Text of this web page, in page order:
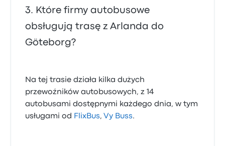
Które firmy autobusowe
obsługują trasę z Arlanda do
Göteborg?
Na tej trasie działa kilka dużych
przewoźników autobusowych, z 14
autobusami dostępnymi każdego dnia, w tym
usługami od FlixBus, Vy Buss.